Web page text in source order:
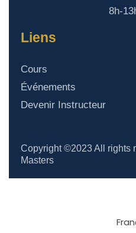
8h-
Liens
Cours
Événements
Devenir Instructeur
Copyright ©2023 All rights
Masters